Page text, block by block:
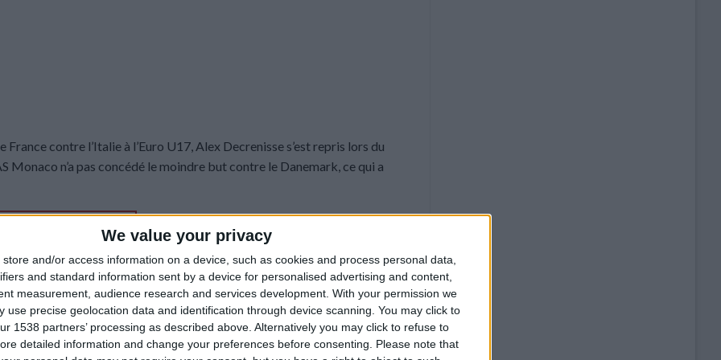
We value your privacy
store and/or access information on a device, such as cookies and process personal data,
and standard information sent by a device for personalised advertising and content,
measurement, audience research and services development. With your permission we
use precise geolocation data and identification through device scanning. You may click to
1538 partners’ processing as described above. Alternatively you may click to refuse to
detailed information and change your preferences before consenting.
Please note that
contre l’Italie à l’Euro U17, Alex Decrenisse s’est repris lors du
Monaco n’a pas concédé le moindre but contre le Danemark, ce qui a
,Euro U17,France U17 Mohamed Diaby,Sélections nationales Laissez un commentaire
,BRÈVES SÉLECTIONS
à l’Euro U17, Decrenisse se rate